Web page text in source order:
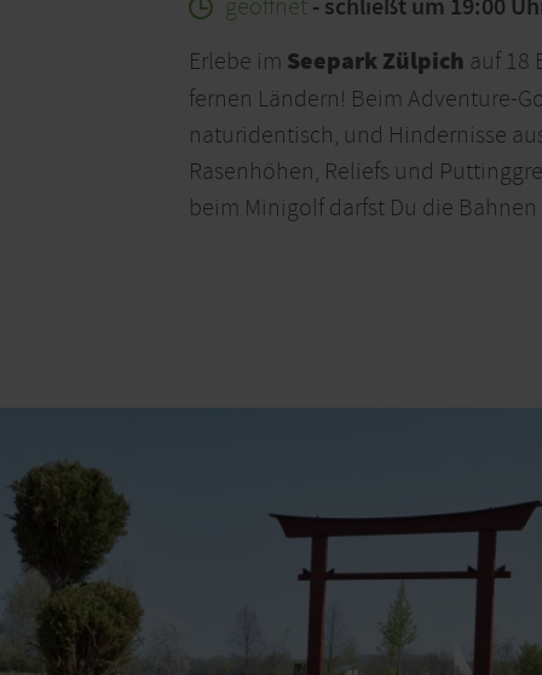
geöffnet - schließt um 19:00
Erlebe im Seepark Zülpich auf 18
fernen Ländern! Beim Adventure-
naturidentisch, und Hindernisse
Rasenhöhen, Reliefs und
beim Minigolf darfst Du die